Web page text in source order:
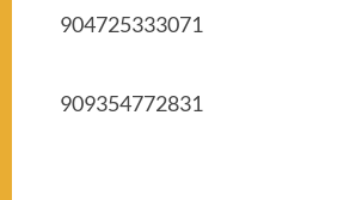
904725333071
909354772831